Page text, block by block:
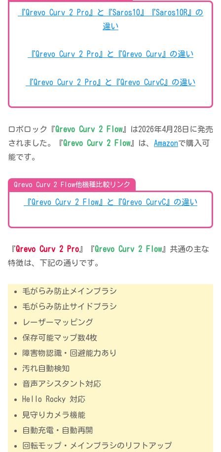
『Qrevo Curv 2 Pro』と『Saros10』『Saros10R』の
違い
『Qrevo Curv 2 Pro』と『Qrevo Curv』の違い
『Qrevo Curv 2 Pro』と『Qrevo CurvC』の違い
ロボロック『Qrevo Curv 2 Flow』は2026年4月28日に発売
されました。『Qrevo Curv 2 Flow』は、 Amazonで購入可
能です。
Qrevo Curv 2 Flow他機種比較リンク
『Qrevo Curv 2 Flow』と『Qrevo CurvC』の違い
『Qrevo Curv 2 Pro』『Qrevo Curv 2 Flow』共通の主な
特徴は、下記の通りです。
毛がらみ防止メインブラシ
毛がらみ防止サイドブラシ
レーザーマッピング
保存可能マップ数4枚
障害物認識・回避能力あり
汚れ自動検知
音声アシスタント対応
Hello Rocky 対応
見守りカメラ機能
自動充電・自動再開
回転モップ・メインブラシのリフトアップ